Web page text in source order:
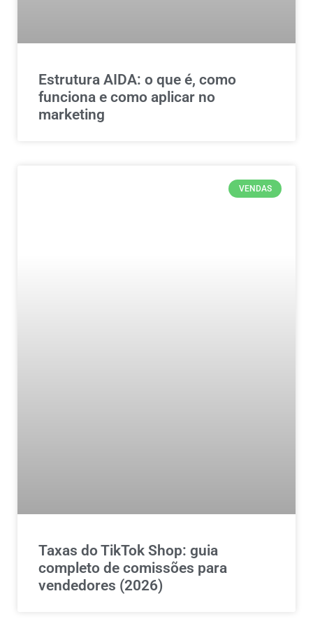
Estrutura AIDA: o que é, como
funciona e como aplicar no
marketing
VENDAS
Taxas do TikTok Shop: guia
completo de comissões para
vendedores (2026)